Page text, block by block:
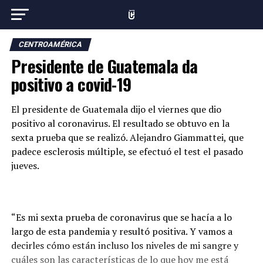
CENTROAMÉRICA
Presidente de Guatemala da
positivo a covid-19
El presidente de Guatemala dijo el viernes que dio
positivo al coronavirus. El resultado se obtuvo en la
sexta prueba que se realizó. Alejandro Giammattei, que
padece esclerosis múltiple, se efectuó el test el pasado
jueves.
“Es mi sexta prueba de coronavirus que se hacía a lo
largo de esta pandemia y resultó positiva. Y vamos a
decirles cómo están incluso los niveles de mi sangre y
cuáles son las características de lo que hoy me está